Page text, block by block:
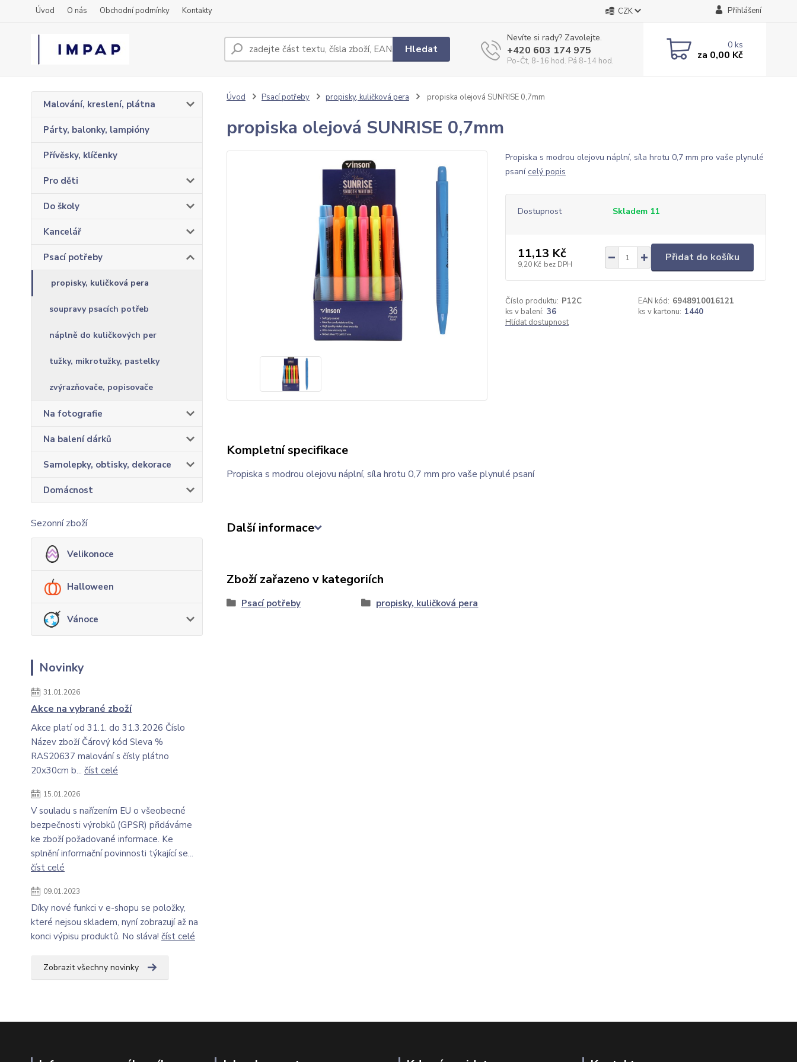
Úvod O nás Obchodní podmínky Kontakty CZK Přihlášení
Hledat
Nevíte si rady? Zavolejte.
+420 603 174 975
Po-Čt, 8-16 hod. Pá 8-14 hod.
0ks
za 0,00 Kč
Malování, kreslení, plátna
Párty, balonky, lampióny
Přívěsky, klíčenky
Pro děti
Do školy
Kancelář
Psací potřeby
propisky, kuličková pera
soupravy psacích potřeb
náplně do kuličkových per
tužky, mikrotužky, pastelky
zvýrazňovače, popisovače
Na fotografie
Na balení dárků
Samolepky, obtisky, dekorace
Domácnost
Sezonní zboží
Velikonoce
Halloween
Vánoce
Novinky
31.01.2026
Akce na vybrané zboží
Akce platí od 31.1. do 31.3.2026 Číslo
Název zboží Čárový kód Sleva %
RAS20637 malování s čísly plátno
20x30cm b... číst celé
15.01.2026
V souladu s nařízením EU o všeobecné
bezpečnosti výrobků (GPSR) přidáváme
ke zboží požadované informace. Ke
splnění informační povinnosti týkající se...
číst celé
09.01.2023
Díky nové funkci v e-shopu se položky,
které nejsou skladem, nyní zobrazují až na
konci výpisu produktů. No sláva! číst celé
Zobrazit všechny novinky
Úvod Psací potřeby propisky, kuličková pera propiska olejová SUNRISE 0,7mm
propiska olejová SUNRISE 0,7mm
Propiska s modrou olejovu náplní, síla hrotu 0,7 mm pro vaše plynulé
psanícelý popis
Dostupnost Skladem 11
11,13 Kč
9,20 Kč bez DPH
Přidat do košíku
Číslo produktu: P12C EAN kód: 6948910016121
ks v balení: 36 ks v kartonu: 1440
Hlídat dostupnost
Kompletní specifikace
Propiska s modrou olejovu náplní, síla hrotu 0,7 mm pro vaše plynulé psaní
Další informace
Zboží zařazeno v kategoriích
Psací potřeby propisky, kuličková pera